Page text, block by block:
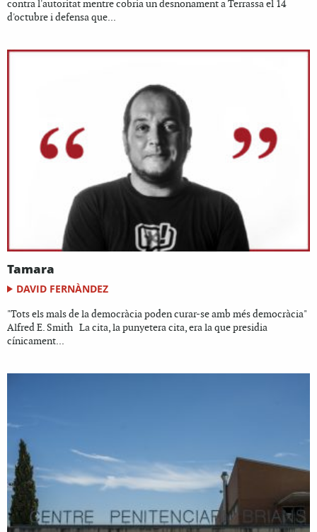
contra l'autoritat mentre cobria un desnonament a Terrassa el 14
d'octubre i defensa que...
Tamara
DAVID FERNÀNDEZ
"Tots els mals de la democràcia poden curar-se amb més democràcia"
Alfred E. Smith La cita, la punyetera cita, era la que presidia
cínicament...